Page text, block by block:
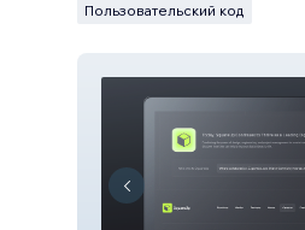
Пользовательский код